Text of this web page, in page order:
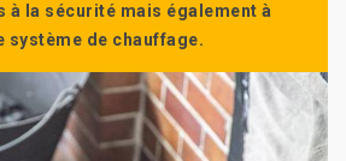
à la sécurité mais également à
système de chauffage.